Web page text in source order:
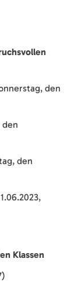
den
den
Klassen